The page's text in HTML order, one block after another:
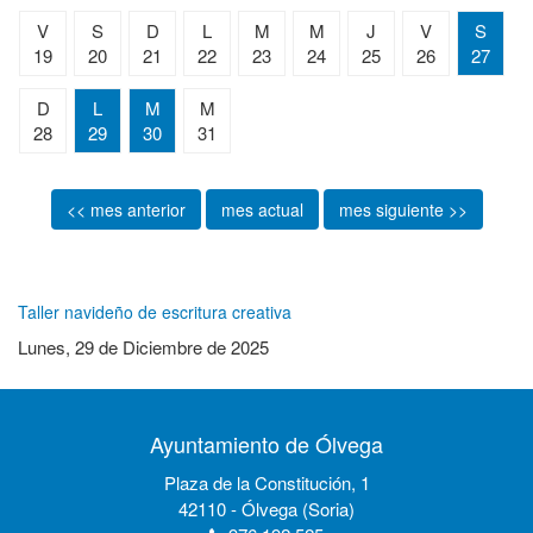
V
19
S
20
D
21
L
22
M
23
M
24
J
25
V
26
S
27
D
28
L
29
M
30
M
31
<< mes anterior mes actual mes siguiente >>
Taller navideño de escritura creativa
Lunes, 29 de Diciembre de 2025
Ayuntamiento de Ólvega
Plaza de la Constitución, 1
42110 - Ólvega (Soria)